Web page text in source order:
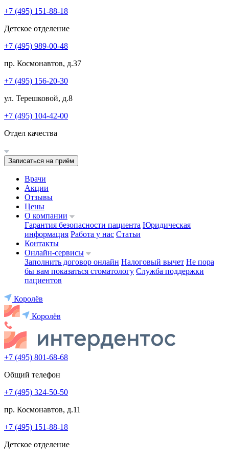
+7 (495) 151-88-18
Детское отделение
+7 (495) 989-00-48
пр. Космонавтов, д.37
+7 (495) 156-20-30
ул. Терешковой, д.8
+7 (495) 104-42-00
Отдел качества
Записаться на приём
Врачи
Акции
Отзывы
Цены
О компании
Гарантия безопасности пациента Юридическая
информация Работа у нас Статьи
Контакты
Онлайн-сервисы
Заполнить договор онлайн Налоговый вычет Не пора
бы вам показаться стоматологу Служба поддержки
пациентов
Королёв
Королёв
+7 (495) 801-68-68
Общий телефон
+7 (495) 324-50-50
пр. Космонавтов, д.11
+7 (495) 151-88-18
Детское отделение